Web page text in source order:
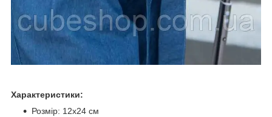
Характеристики:
Розмір: 12х24 см